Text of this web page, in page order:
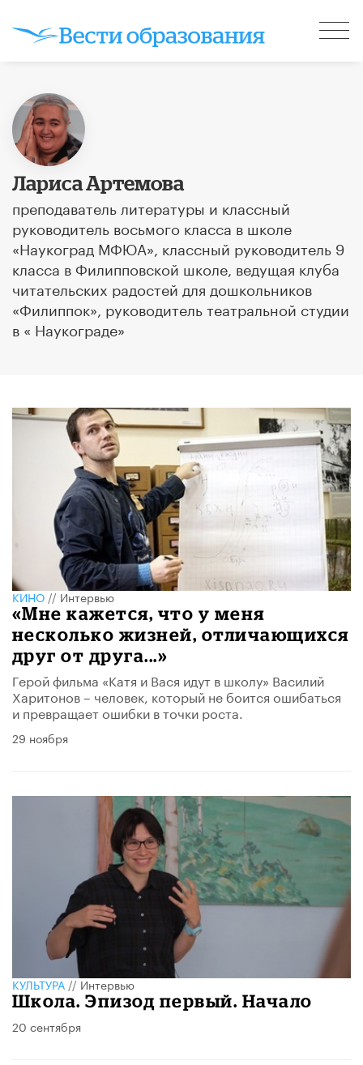
Лариса Артемова
преподаватель литературы и классный
руководитель восьмого класса в школе
«Наукоград МФЮА», классный руководитель 9
класса в Филипповской школе, ведущая клуба
читательских радостей для дошкольников
«Филиппок», руководитель театральной студии
в « Наукограде»​
КИНО//Интервью
«Мне кажется, что у меня
несколько жизней, отличающихся
друг от друга...»
Герой фильма «Катя и Вася идут в школу» Василий
Харитонов – человек, который не боится ошибаться
и превращает ошибки в точки роста.
29 ноября
КУЛЬТУРА//Интервью
Школа. Эпизод первый. Начало
20 сентября